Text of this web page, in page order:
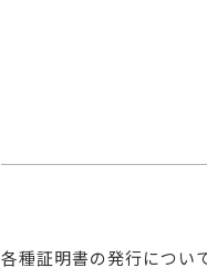
各種証明書の発行につい